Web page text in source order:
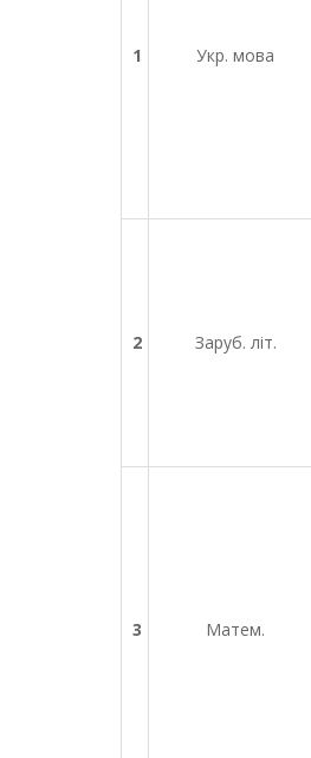
1 Укр. мова
2 Заруб. літ.
3 Матем.